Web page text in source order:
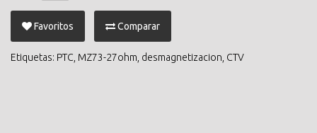
Favoritos Comparar
Etiquetas: PTC MZ73-27ohm desmagnetizacion CTV